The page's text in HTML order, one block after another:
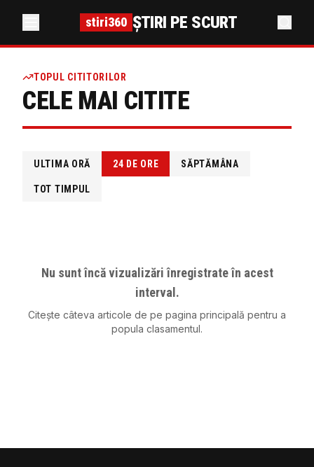
stiri360 ȘTIRI PE SCURT
TOPUL CITITORILOR
CELE MAI CITITE
ULTIMA ORĂ 24 DE ORE SĂPTĂMÂNA
TOT TIMPUL
Nu sunt încă vizualizări înregistrate în acest
interval.
Citește câteva articole de pe pagina principală pentru a
popula clasamentul.